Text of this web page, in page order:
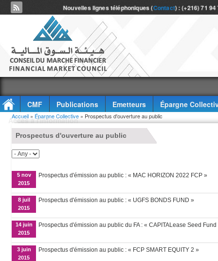
Nouvelles lignes téléphoniques (Contact) : (+216) 71
CMF Publications Emetteurs
Épargne
Accès à l'information
Vous êtes ici
Accueil » Épargne Collective » Prospectus d'ouverture au public
Prospectus d'ouverture au public
5 nov
2015
Prospectus d'émission au public : « MAC HORIZON 2022 FCP »
8 juil
2015
Prospectus d'émission au public : « UGFS BONDS FUND »
14 juin
2015
Prospectus d'émission au public du FA : « CAPITALease Seed Fund
3 juin
2015
Prospectus d'émission au public : « FCP SMART EQUITY 2 »